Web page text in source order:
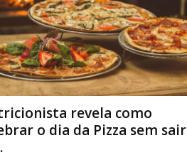
revela como
o dia da Pizza sem sair